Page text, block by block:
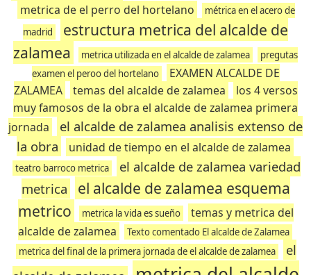
metrica de el perro del hortelano
métrica en el acero de
madrid
estructura metrica del alcalde de
zalamea
metrica utilizada en el alcalde de zalamea
pregutas
examen el peroo del hortelano
EXAMEN ALCALDE DE
ZALAMEA
temas del alcalde de zalamea
los 4 versos
muy famosos de la obra el alcalde de zalamea primera
jornada
el alcalde de zalamea analisis extenso de
la obra
unidad de tiempo en el alcalde de zalamea
teatro barroco metrica
el alcalde de zalamea variedad
metrica
el alcalde de zalamea esquema
metrico
metrica la vida es sueño
temas y metrica del
alcalde de zalamea
Texto comentado El alcalde de Zalamea
metrica del final de la primera jornada de el alcalde de zalamea
el